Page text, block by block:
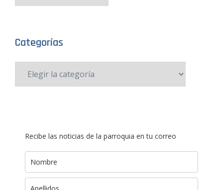
Categorías
Recibe las noticias de la parroquia en tu correo